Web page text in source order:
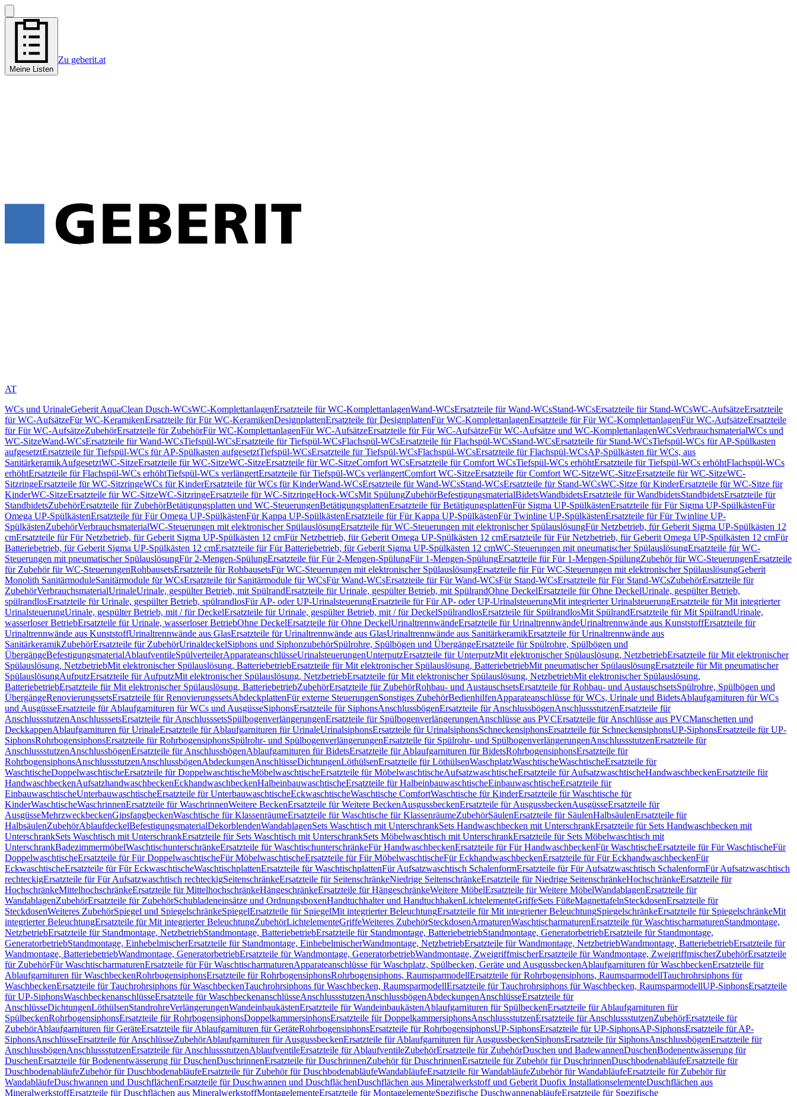
Meine Listen
Zu geberit.at
AT
WCs und UrinaleGeberit AquaClean Dusch-WCsWC-KomplettanlagenErsatzteile für WC-KomplettanlagenWand-WCsErsatzteile für Wand-WCsStand-WCsErsatzteile für Stand-WCsWC-AufsätzeErsatzteile
für WC-AufsätzeFür WC-KeramikenErsatzteile für Für WC-KeramikenDesignplattenErsatzteile für DesignplattenFür WC-KomplettanlagenErsatzteile für Für WC-KomplettanlagenFür WC-AufsätzeErsatzteile
für Für WC-AufsätzeZubehörErsatzteile für ZubehörFür WC-KomplettanlagenFür WC-AufsätzeErsatzteile für Für WC-AufsätzeFür WC-Aufsätze und WC-KomplettanlagenWCsVerbrauchsmaterialWCs und
WC-SitzeWand-WCsErsatzteile für Wand-WCsTiefspül-WCsErsatzteile für Tiefspül-WCsFlachspül-WCsErsatzteile für Flachspül-WCsStand-WCsErsatzteile für Stand-WCsTiefspül-WCs für AP-Spülkasten
aufgesetztErsatzteile für Tiefspül-WCs für AP-Spülkasten aufgesetztTiefspül-WCsErsatzteile für Tiefspül-WCsFlachspül-WCsErsatzteile für Flachspül-WCsAP-Spülkästen für WCs, aus
SanitärkeramikAufgesetztWC-SitzeErsatzteile für WC-SitzeWC-SitzeErsatzteile für WC-SitzeComfort WCsErsatzteile für Comfort WCsTiefspül-WCs erhöhtErsatzteile für Tiefspül-WCs erhöhtFlachspül-WCs
erhöhtErsatzteile für Flachspül-WCs erhöhtTiefspül-WCs verlängertErsatzteile für Tiefspül-WCs verlängertComfort WC-SitzeErsatzteile für Comfort WC-SitzeWC-SitzeErsatzteile für WC-SitzeWC-
SitzringeErsatzteile für WC-SitzringeWCs für KinderErsatzteile für WCs für KinderWand-WCsErsatzteile für Wand-WCsStand-WCsErsatzteile für Stand-WCsWC-Sitze für KinderErsatzteile für WC-Sitze für
KinderWC-SitzeErsatzteile für WC-SitzeWC-SitzringeErsatzteile für WC-SitzringeHock-WCsMit SpülungZubehörBefestigungsmaterialBidetsWandbidetsErsatzteile für WandbidetsStandbidetsErsatzteile für
StandbidetsZubehörErsatzteile für ZubehörBetätigungsplatten und WC-SteuerungenBetätigungsplattenErsatzteile für BetätigungsplattenFür Sigma UP-SpülkästenErsatzteile für Für Sigma UP-SpülkästenFür
Omega UP-SpülkästenErsatzteile für Für Omega UP-SpülkästenFür Kappa UP-SpülkästenErsatzteile für Für Kappa UP-SpülkästenFür Twinline UP-SpülkästenErsatzteile für Für Twinline UP-
SpülkästenZubehörVerbrauchsmaterialWC-Steuerungen mit elektronischer SpülauslösungErsatzteile für WC-Steuerungen mit elektronischer SpülauslösungFür Netzbetrieb, für Geberit Sigma UP-Spülkästen 12
cmErsatzteile für Für Netzbetrieb, für Geberit Sigma UP-Spülkästen 12 cmFür Netzbetrieb, für Geberit Omega UP-Spülkästen 12 cmErsatzteile für Für Netzbetrieb, für Geberit Omega UP-Spülkästen 12 cmFür
Batteriebetrieb, für Geberit Sigma UP-Spülkästen 12 cmErsatzteile für Für Batteriebetrieb, für Geberit Sigma UP-Spülkästen 12 cmWC-Steuerungen mit pneumatischer SpülauslösungErsatzteile für WC-
Steuerungen mit pneumatischer SpülauslösungFür 2-Mengen-SpülungErsatzteile für Für 2-Mengen-SpülungFür 1-Mengen-SpülungErsatzteile für Für 1-Mengen-SpülungZubehör für WC-SteuerungenErsatzteile
für Zubehör für WC-SteuerungenRohbausetsErsatzteile für RohbausetsFür WC-Steuerungen mit elektronischer SpülauslösungErsatzteile für Für WC-Steuerungen mit elektronischer SpülauslösungGeberit
Monolith SanitärmoduleSanitärmodule für WCsErsatzteile für Sanitärmodule für WCsFür Wand-WCsErsatzteile für Für Wand-WCsFür Stand-WCsErsatzteile für Für Stand-WCsZubehörErsatzteile für
ZubehörVerbrauchsmaterialUrinaleUrinale, gespülter Betrieb, mit SpülrandErsatzteile für Urinale, gespülter Betrieb, mit SpülrandOhne DeckelErsatzteile für Ohne DeckelUrinale, gespülter Betrieb,
spülrandlosErsatzteile für Urinale, gespülter Betrieb, spülrandlosFür AP- oder UP-UrinalsteuerungErsatzteile für Für AP- oder UP-UrinalsteuerungMit integrierter UrinalsteuerungErsatzteile für Mit integrierter
UrinalsteuerungUrinale, gespülter Betrieb, mit / für DeckelErsatzteile für Urinale, gespülter Betrieb, mit / für DeckelSpülrandlosErsatzteile für SpülrandlosMit SpülrandErsatzteile für Mit SpülrandUrinale,
wasserloser BetriebErsatzteile für Urinale, wasserloser BetriebOhne DeckelErsatzteile für Ohne DeckelUrinaltrennwändeErsatzteile für UrinaltrennwändeUrinaltrennwände aus KunststoffErsatzteile für
Urinaltrennwände aus KunststoffUrinaltrennwände aus GlasErsatzteile für Urinaltrennwände aus GlasUrinaltrennwände aus SanitärkeramikErsatzteile für Urinaltrennwände aus
SanitärkeramikZubehörErsatzteile für ZubehörUrinaldeckelSiphons und SiphonzubehörSpülrohre, Spülbögen und ÜbergängeErsatzteile für Spülrohre, Spülbögen und
ÜbergängeBefestigungsmaterialAblaufventileSpülverteilerApparateanschlüsseUrinalsteuerungenUnterputzErsatzteile für UnterputzMit elektronischer Spülauslösung, NetzbetriebErsatzteile für Mit elektronischer
Spülauslösung, NetzbetriebMit elektronischer Spülauslösung, BatteriebetriebErsatzteile für Mit elektronischer Spülauslösung, BatteriebetriebMit pneumatischer SpülauslösungErsatzteile für Mit pneumatischer
SpülauslösungAufputzErsatzteile für AufputzMit elektronischer Spülauslösung, NetzbetriebErsatzteile für Mit elektronischer Spülauslösung, NetzbetriebMit elektronischer Spülauslösung,
BatteriebetriebErsatzteile für Mit elektronischer Spülauslösung, BatteriebetriebZubehörErsatzteile für ZubehörRohbau- und AustauschsetsErsatzteile für Rohbau- und AustauschsetsSpülrohre, Spülbögen und
ÜbergängeRenovierungssetsErsatzteile für RenovierungssetsAbdeckplattenFür externe SteuerungenSonstiges ZubehörBedienhilfenApparateanschlüsse für WCs, Urinale und BidetsAblaufgarnituren für WCs
und AusgüsseErsatzteile für Ablaufgarnituren für WCs und AusgüsseSiphonsErsatzteile für SiphonsAnschlussbögenErsatzteile für AnschlussbögenAnschlussstutzenErsatzteile für
AnschlussstutzenAnschlusssetsErsatzteile für AnschlusssetsSpülbogenverlängerungenErsatzteile für SpülbogenverlängerungenAnschlüsse aus PVCErsatzteile für Anschlüsse aus PVCManschetten und
DeckkappenAblaufgarnituren für UrinaleErsatzteile für Ablaufgarnituren für UrinaleUrinalsiphonsErsatzteile für UrinalsiphonsSchneckensiphonsErsatzteile für SchneckensiphonsUP-SiphonsErsatzteile für UP-
SiphonsRohrbogensiphonsErsatzteile für RohrbogensiphonsSpülrohr- und SpülbogenverlängerungenErsatzteile für Spülrohr- und SpülbogenverlängerungenAnschlussstutzenErsatzteile für
AnschlussstutzenAnschlussbögenErsatzteile für AnschlussbögenAblaufgarnituren für BidetsErsatzteile für Ablaufgarnituren für BidetsRohrbogensiphonsErsatzteile für
RohrbogensiphonsAnschlussstutzenAnschlussbögenAbdeckungenAnschlüsseDichtungenLöthülsenErsatzteile für LöthülsenWaschplatzWaschtischeWaschtischeErsatzteile für
WaschtischeDoppelwaschtischeErsatzteile für DoppelwaschtischeMöbelwaschtischeErsatzteile für MöbelwaschtischeAufsatzwaschtischeErsatzteile für AufsatzwaschtischeHandwaschbeckenErsatzteile für
HandwaschbeckenAufsatzhandwaschbeckenEckhandwaschbeckenHalbeinbauwaschtischeErsatzteile für HalbeinbauwaschtischeEinbauwaschtischeErsatzteile für
EinbauwaschtischeUnterbauwaschtischeErsatzteile für UnterbauwaschtischeEckwaschtischeWaschtische ComfortWaschtische für KinderErsatzteile für Waschtische für
KinderWaschtischeWaschrinnenErsatzteile für WaschrinnenWeitere BeckenErsatzteile für Weitere BeckenAusgussbeckenErsatzteile für AusgussbeckenAusgüsseErsatzteile für
AusgüsseMehrzweckbeckenGipsfangbeckenWaschtische für KlassenräumeErsatzteile für Waschtische für KlassenräumeZubehörSäulenErsatzteile für SäulenHalbsäulenErsatzteile für
HalbsäulenZubehörAblaufdeckelBefestigungsmaterialDekorblendenWandablagenSets Waschtisch mit UnterschrankSets Handwaschbecken mit UnterschrankErsatzteile für Sets Handwaschbecken mit
UnterschrankSets Waschtisch mit UnterschrankErsatzteile für Sets Waschtisch mit UnterschrankSets Möbelwaschtisch mit UnterschrankErsatzteile für Sets Möbelwaschtisch mit
UnterschrankBadezimmermöbelWaschtischunterschränkeErsatzteile für WaschtischunterschränkeFür HandwaschbeckenErsatzteile für Für HandwaschbeckenFür WaschtischeErsatzteile für Für WaschtischeFür
DoppelwaschtischeErsatzteile für Für DoppelwaschtischeFür MöbelwaschtischeErsatzteile für Für MöbelwaschtischeFür EckhandwaschbeckenErsatzteile für Für EckhandwaschbeckenFür
EckwaschtischeErsatzteile für Für EckwaschtischeWaschtischplattenErsatzteile für WaschtischplattenFür Aufsatzwaschtisch SchalenformErsatzteile für Für Aufsatzwaschtisch SchalenformFür Aufsatzwaschtisch
rechteckigErsatzteile für Für Aufsatzwaschtisch rechteckigSeitenschränkeErsatzteile für SeitenschränkeNiedrige SeitenschränkeErsatzteile für Niedrige SeitenschränkeHochschränkeErsatzteile für
HochschränkeMittelhochschränkeErsatzteile für MittelhochschränkeHängeschränkeErsatzteile für HängeschränkeWeitere MöbelErsatzteile für Weitere MöbelWandablagenErsatzteile für
WandablagenZubehörErsatzteile für ZubehörSchubladeneinsätze und OrdnungsboxenHandtuchhalter und HandtuchhakenLichtelementeGriffeSets FüßeMagnettafelnSteckdosenErsatzteile für
SteckdosenWeiteres ZubehörSpiegel und SpiegelschränkeSpiegelErsatzteile für SpiegelMit integrierter BeleuchtungErsatzteile für Mit integrierter BeleuchtungSpiegelschränkeErsatzteile für SpiegelschränkeMit
integrierter BeleuchtungErsatzteile für Mit integrierter BeleuchtungZubehörLichtelementeGriffeWeiteres ZubehörSteckdosenArmaturenWaschtischarmaturenErsatzteile für WaschtischarmaturenStandmontage,
NetzbetriebErsatzteile für Standmontage, NetzbetriebStandmontage, BatteriebetriebErsatzteile für Standmontage, BatteriebetriebStandmontage, GeneratorbetriebErsatzteile für Standmontage,
GeneratorbetriebStandmontage, EinhebelmischerErsatzteile für Standmontage, EinhebelmischerWandmontage, NetzbetriebErsatzteile für Wandmontage, NetzbetriebWandmontage, BatteriebetriebErsatzteile für
Wandmontage, BatteriebetriebWandmontage, GeneratorbetriebErsatzteile für Wandmontage, GeneratorbetriebWandmontage, ZweigriffmischerErsatzteile für Wandmontage, ZweigriffmischerZubehörErsatzteile
für ZubehörFür WaschtischarmaturenErsatzteile für Für WaschtischarmaturenApparateanschlüsse für Waschplatz, Spülbecken, Geräte und AusgussbeckenAblaufgarnituren für WaschbeckenErsatzteile für
Ablaufgarnituren für WaschbeckenRohrbogensiphonsErsatzteile für RohrbogensiphonsRohrbogensiphons, RaumsparmodellErsatzteile für Rohrbogensiphons, RaumsparmodellTauchrohrsiphons für
WaschbeckenErsatzteile für Tauchrohrsiphons für WaschbeckenTauchrohrsiphons für Waschbecken, RaumsparmodellErsatzteile für Tauchrohrsiphons für Waschbecken, RaumsparmodellUP-SiphonsErsatzteile
für UP-SiphonsWaschbeckenanschlüsseErsatzteile für WaschbeckenanschlüsseAnschlussstutzenAnschlussbögenAbdeckungenAnschlüsseErsatzteile für
AnschlüsseDichtungenLöthülsenStandrohreVerlängerungenWandeinbaukästenErsatzteile für WandeinbaukästenAblaufgarnituren für SpülbeckenErsatzteile für Ablaufgarnituren für
SpülbeckenRohrbogensiphonsErsatzteile für RohrbogensiphonsDoppelkammersiphonsErsatzteile für DoppelkammersiphonsAnschlussstutzenErsatzteile für AnschlussstutzenZubehörErsatzteile für
ZubehörAblaufgarnituren für GeräteErsatzteile für Ablaufgarnituren für GeräteRohrbogensiphonsErsatzteile für RohrbogensiphonsUP-SiphonsErsatzteile für UP-SiphonsAP-SiphonsErsatzteile für AP-
SiphonsAnschlüsseErsatzteile für AnschlüsseZubehörAblaufgarnituren für AusgussbeckenErsatzteile für Ablaufgarnituren für AusgussbeckenSiphonsErsatzteile für SiphonsAnschlussbögenErsatzteile für
AnschlussbögenAnschlussstutzenErsatzteile für AnschlussstutzenAblaufventileErsatzteile für AblaufventileZubehörErsatzteile für ZubehörDuschen und BadewannenDuschenBodenentwässerung für
DuschenErsatzteile für Bodenentwässerung für DuschenDuschrinnenErsatzteile für DuschrinnenZubehör für DuschrinnenErsatzteile für Zubehör für DuschrinnenDuschbodenabläufeErsatzteile für
DuschbodenabläufeZubehör für DuschbodenabläufeErsatzteile für Zubehör für DuschbodenabläufeWandabläufeErsatzteile für WandabläufeZubehör für WandabläufeErsatzteile für Zubehör für
WandabläufeDuschwannen und DuschflächenErsatzteile für Duschwannen und DuschflächenDuschflächen aus Mineralwerkstoff und Geberit Duofix InstallationselementeDuschflächen aus
MineralwerkstoffErsatzteile für Duschflächen aus MineralwerkstoffMontagelementeErsatzteile für MontagelementeSpezifische DuschwannenabläufeErsatzteile für Spezifische